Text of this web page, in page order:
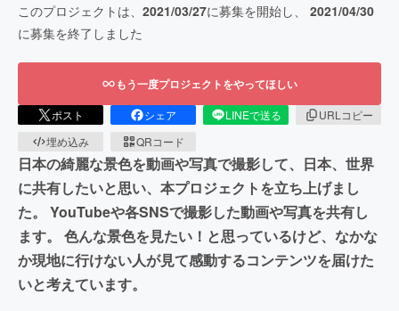
このプロジェクトは、 2021/03/27に募集を開始し、 2021/04/30
に募集を終了しました
もう一度プロジェクトをやってほしい
ポスト シェア LINEで送る
URLコピー
埋め込み
QRコード
日本の綺麗な景色を動画や写真で撮影して、日本、世界
に共有したいと思い、本プロジェクトを立ち上げまし
た。 YouTubeや各SNSで撮影した動画や写真を共有し
ます。 色んな景色を見たい！と思っているけど、なかな
か現地に行けない人が見て感動するコンテンツを届けた
いと考えています。